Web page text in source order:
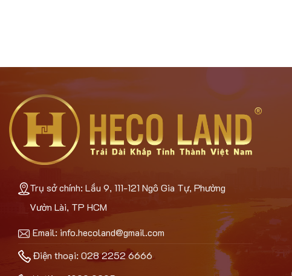
Trụ sở chính: Lầu 9, 111-121 Ngô Gia Tự, Phường
Vườn Lài, TP HCM
Email: info.hecoland@gmail.com
Điện thoại: 028 2252 6666